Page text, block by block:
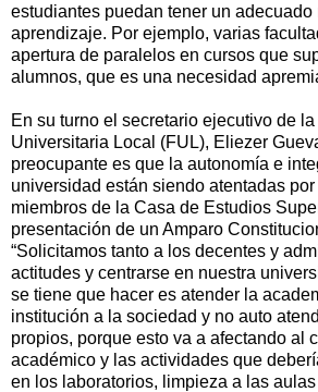
estudiantes puedan tener un
aprendizaje. Por ejemplo, varias
apertura de paralelos en cursos que
alumnos, que es una necesidad
En su turno el secretario ejecutivo de
Universitaria Local (FUL), Eliezer
preocupante es que la autonomía e
universidad están siendo atentadas
miembros de la Casa de Estudios
presentación de un Amparo
“Solicitamos tanto a los decentes y
actitudes y centrarse en nuestra
se tiene que hacer es atender la
institución a la sociedad y no auto
propios, porque esto va a afectando al
académico y las actividades que
en los laboratorios, limpieza a las